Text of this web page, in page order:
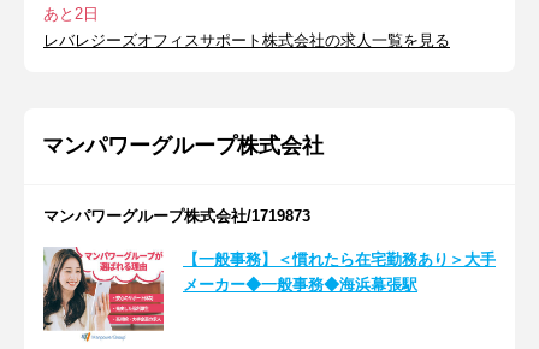
あと2日
レバレジーズオフィスサポート株式会社の求人一覧を見る
マンパワーグループ株式会社
マンパワーグループ株式会社/1719873
【一般事務】＜慣れたら在宅勤務あり＞大手
メーカー◆一般事務◆海浜幕張駅